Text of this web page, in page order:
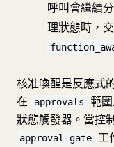
呼叫會繼續
理狀態時，
核准喚醒是反應式
在 approvals 範
狀態觸發器。當控
approval-gate 工